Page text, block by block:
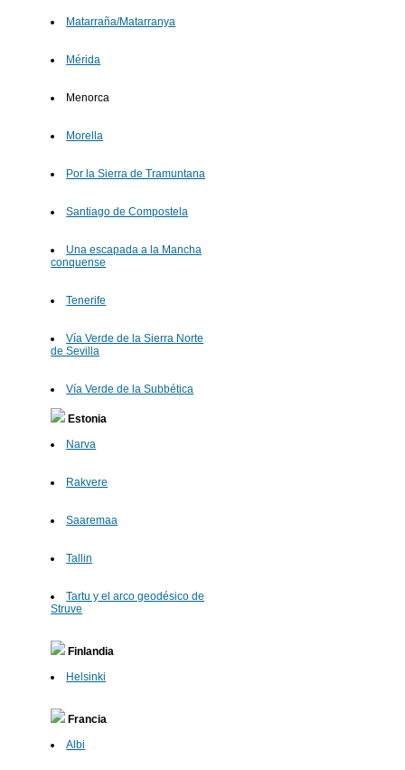
Matarraña/Matarranya
Mérida
Menorca
Morella
Por la Sierra de Tramuntana
Santiago de Compostela
Una escapada a la Mancha
conquense
Tenerife
Vía Verde de la Sierra Norte
de Sevilla
Vía Verde de la Subbética
Estonia
Narva
Rakvere
Saaremaa
Tallin
Tartu y el arco geodésico de
Struve
Finlandia
Helsinki
Francia
Albi